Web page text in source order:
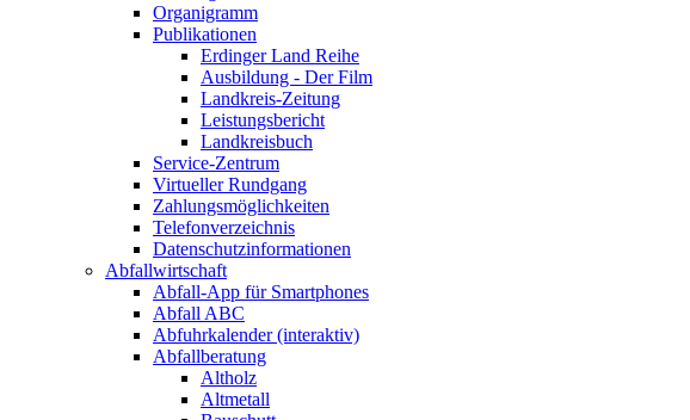
Organigramm
Publikationen
Erdinger Land Reihe
Ausbildung - Der Film
Landkreis-Zeitung
Leistungsbericht
Landkreisbuch
Service-Zentrum
Virtueller Rundgang
Zahlungsmöglichkeiten
Telefonverzeichnis
Datenschutzinformationen
Abfallwirtschaft
Abfall-App für Smartphones
Abfall ABC
Abfuhrkalender (interaktiv)
Abfallberatung
Altholz
Altmetall